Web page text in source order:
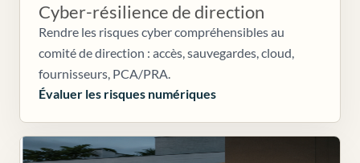
Cyber-résilience de direction
Rendre les risques cyber compréhensibles au
comité de direction : accès, sauvegardes, cloud,
fournisseurs, PCA/PRA.
Évaluer les risques numériques